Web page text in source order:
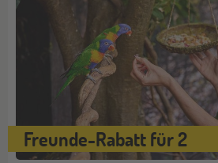
Freunde-Rabatt für 2